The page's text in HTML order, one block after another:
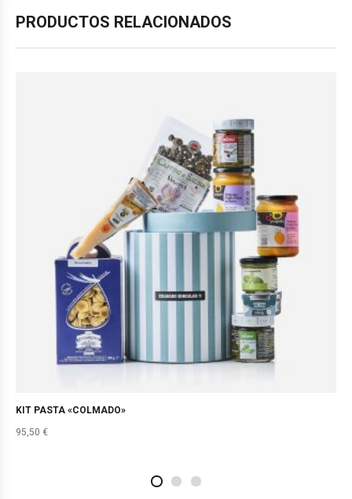
PRODUCTOS RELACIONADOS
KIT PASTA «COLMADO»
95,50 €